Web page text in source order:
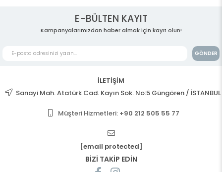
E-BÜLTEN KAYIT
Kampanyalarımızdan haber almak için kayıt olun!
GÖNDER
İLETİŞİM
Sanayi Mah. Atatürk Cad. Kayın Sok. No:5 Güngören / İSTANBUL
Müşteri Hizmetleri: +90 212 505 55 77
[email protected]
BİZİ TAKİP EDİN